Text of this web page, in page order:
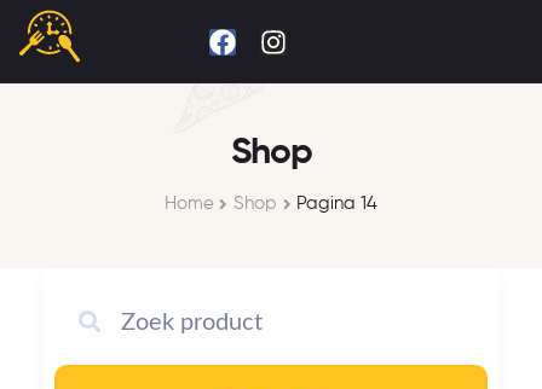
Shop
Home Shop Pagina 14